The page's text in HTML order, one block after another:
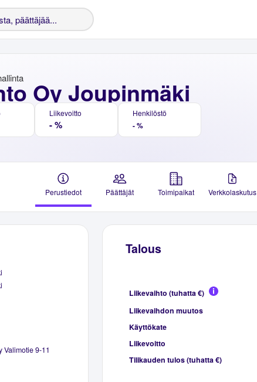
Oy Joupinmäki
Liikevoitto
- %
Henkilöstö
- %
Perustiedot Päättäjät Toimipaikat Verkkolaskutus
Valimotie 9-11
Talous
Liikevaihto (tuhatta €)
Liikevaihdon muutos
Käyttökate
Liikevoitto
Tilikauden tulos (tuhatta €)